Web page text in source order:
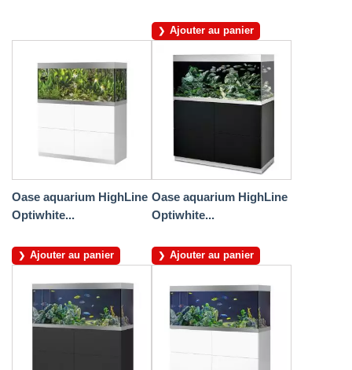
Ajouter au panier
Oase aquarium HighLine
Optiwhite...
Ajouter au panier
Oase aquarium HighLine
Optiwhite...
Ajouter au panier